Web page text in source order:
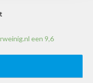
een 9,6